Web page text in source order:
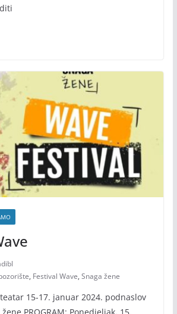
, Festival Wave, Snaga žene
15-17. januar 2024. podnaslov